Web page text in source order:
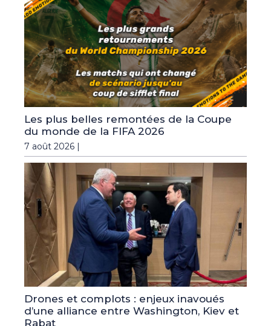
Les plus belles remontées de la Coupe
du monde de la FIFA 2026
7 août 2026 |
Drones et complots : enjeux inavoués
d’une alliance entre Washington, Kiev et
Rabat